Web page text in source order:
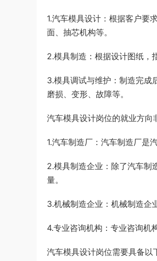
1.汽车模具设计：根据客户要
面、抽芯机构等。
2.模具制造：根据设计图纸，
3.模具调试与维护：制造完成
磨损、变形、故障等。
汽车模具设计岗位的就业方向
1.汽车制造厂：汽车制造厂是
2.模具制造企业：除了汽车制
量。
3.机械制造企业：机械制造企
4.专业咨询机构：专业咨询机
汽车模具设计岗位需要具备以